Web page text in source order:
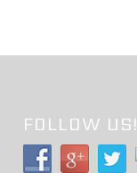
FOLLOW US!